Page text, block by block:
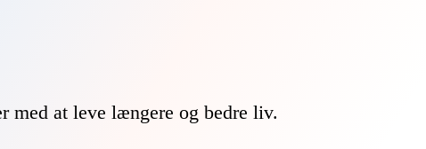
med at leve længere og bedre liv.